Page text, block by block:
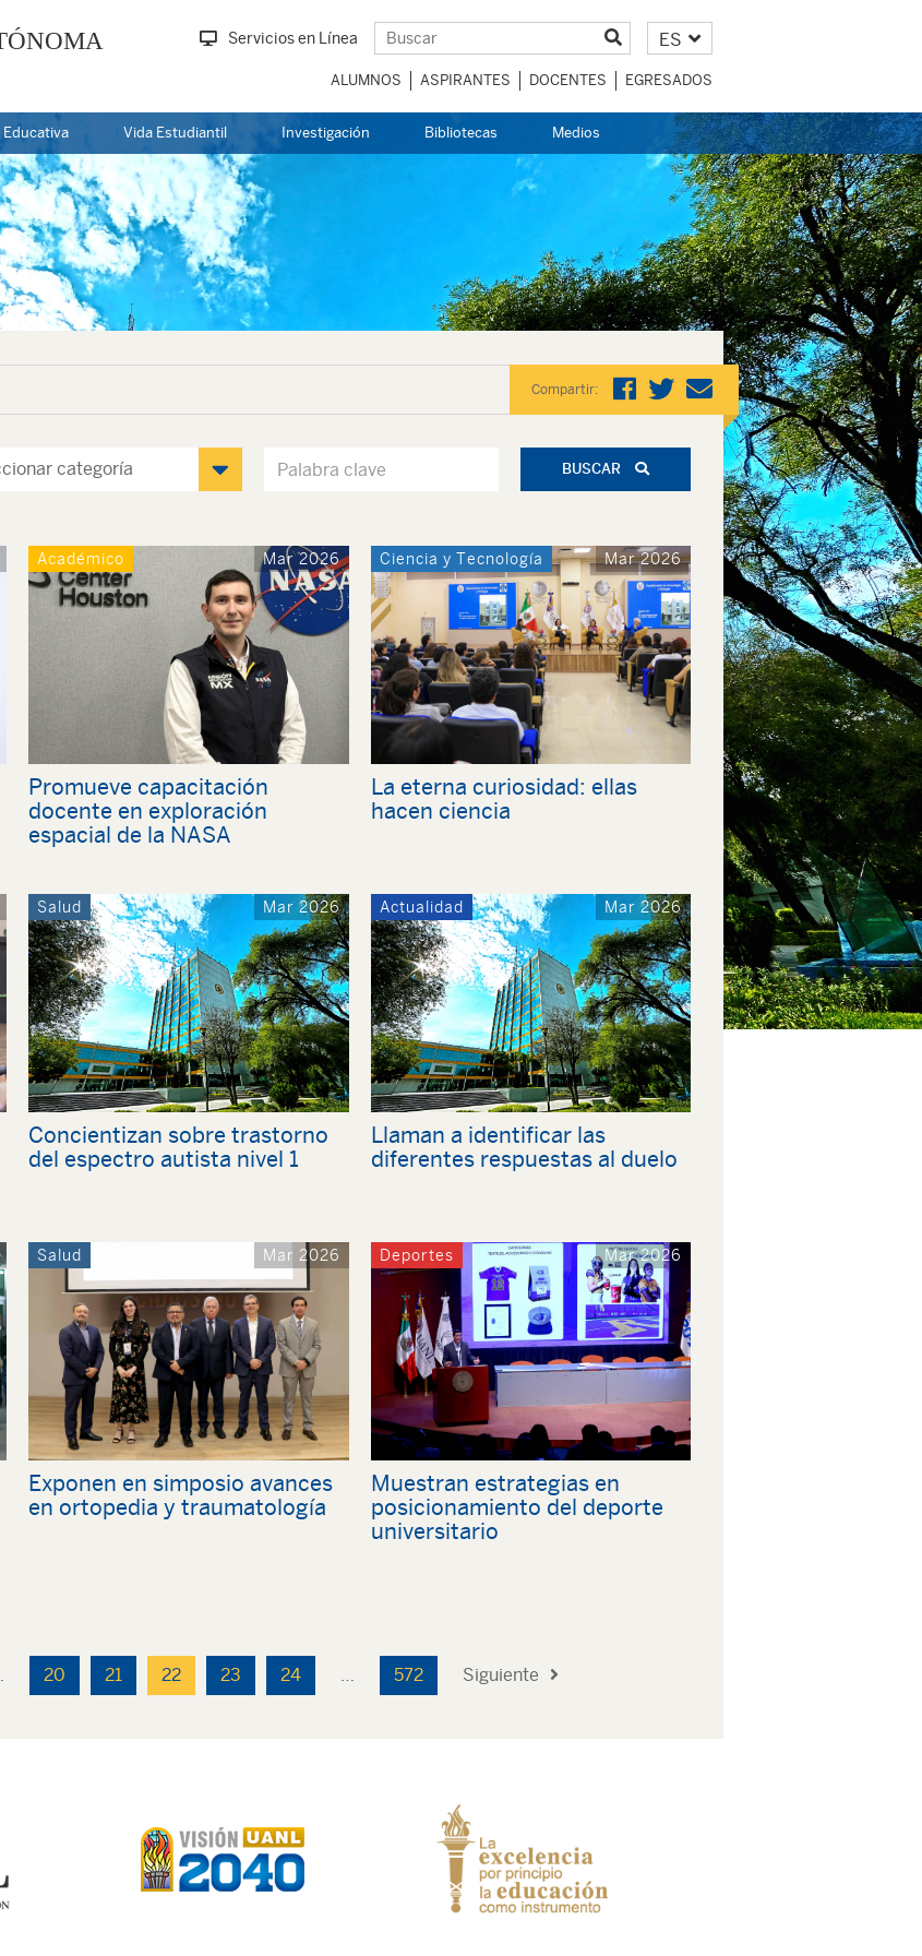
Servicios en Línea ES
ALUMNOS ASPIRANTES DOCENTES EGRESADOS
Educativa Vida Estudiantil Investigación Bibliotecas Medios
Compartir:
BUSCAR
Académico Mar 2026
Promueve capacitación
docente en exploración
espacial de la NASA
Ciencia y Tecnología Mar 2026
La eterna curiosidad: ellas
hacen ciencia
Salud Mar 2026
Concientizan sobre trastorno
del espectro autista nivel 1
Actualidad Mar 2026
Llaman a identificar las
diferentes respuestas al duelo
Salud Mar 2026
Exponen en simposio avances
en ortopedia y traumatología
Deportes Mar 2026
Muestran estrategias en
posicionamiento del deporte
universitario
20 21 22 23 24 … 572 Siguiente